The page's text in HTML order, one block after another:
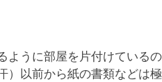
ように部屋を片付けている
）以前から紙の書類などは